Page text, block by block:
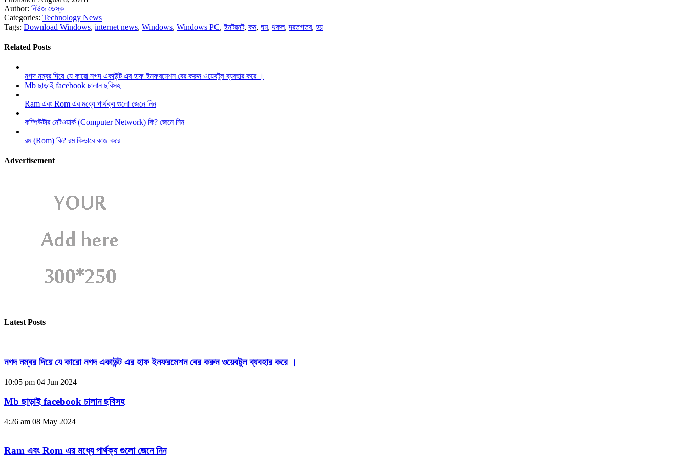
Author: নিউজ ডেস্ক
Categories: Technology News
Tags: Download Windows, internet news, Windows, Windows PC,ইনটরনট, কম, ঘম, থকল,দরতগতর, হয়
Related Posts
নগদ নম্বর দিয়ে যে কারো নগদ একাউন্ট এর হাফ ইনফরমেশন বের করুন ওয়েবটুল ব্যবহার করে ।
Mb ছাড়াই facebook চালান ছবিসহ
Ram এবং Rom এর মধ্যে পার্থক্য গুলো জেনে নিন
কম্পিউটার নেটওয়ার্ক (Computer Network) কি? জেনে নিন
রম (Rom) কি? রম কিভাবে কাজ করে
Advertisement
Latest Posts
নগদ নম্বর দিয়ে যে কারো নগদ একাউন্ট এর হাফ ইনফরমেশন বের করুন ওয়েবটুল ব্যবহার করে ।
10:05 pm 04 Jun 2024
Mb ছাড়াই facebook চালান ছবিসহ
4:26 am 08 May 2024
Ram এবং Rom এর মধ্যে পার্থক্য গুলো জেনে নিন